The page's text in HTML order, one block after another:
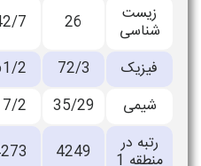
زیست
شناسی 42/7
فیزیک
72/3
61/2
شیمی
35/29
17/2
رتبه در
منطقه 1 4249
4273